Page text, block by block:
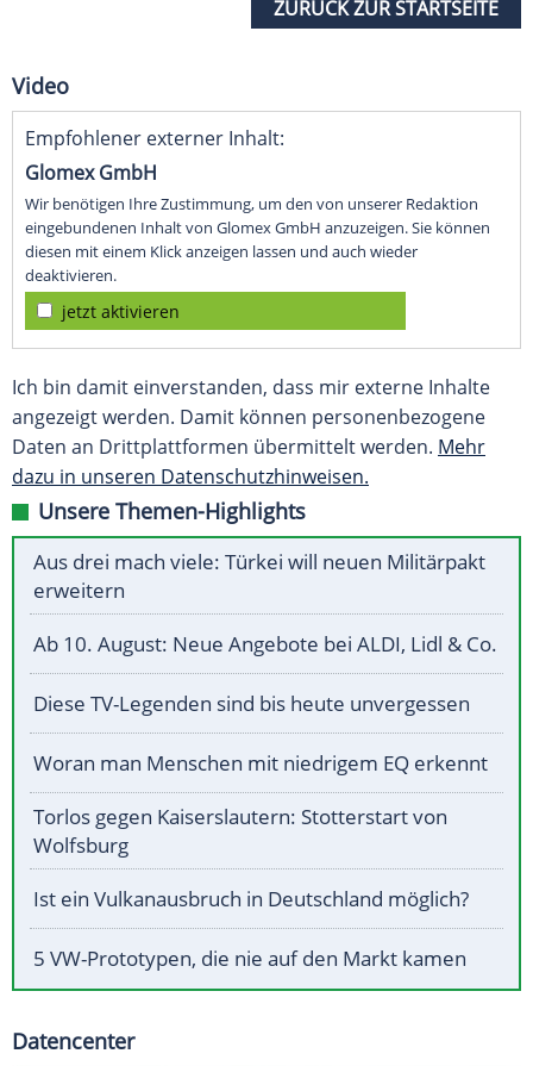
ZURÜCK ZUR STARTSEITE
Video
Empfohlener externer Inhalt:
Glomex GmbH
Wir benötigen Ihre Zustimmung, um den von unserer Redaktion
eingebundenen Inhalt von Glomex GmbH anzuzeigen. Sie können
diesen mit einem Klick anzeigen lassen und auch wieder
deaktivieren.
jetzt aktivieren
Ich bin damit einverstanden, dass mir externe Inhalte
angezeigt werden. Damit können personenbezogene
Daten an Drittplattformen übermittelt werden. Mehr
dazu in unseren Datenschutzhinweisen.
Unsere Themen-Highlights
Aus drei mach viele: Türkei will neuen Militärpakt
erweitern
Ab 10. August: Neue Angebote bei ALDI, Lidl & Co.
Diese TV-Legenden sind bis heute unvergessen
Woran man Menschen mit niedrigem EQ erkennt
Torlos gegen Kaiserslautern: Stotterstart von
Wolfsburg
Ist ein Vulkanausbruch in Deutschland möglich?
5 VW-Prototypen, die nie auf den Markt kamen
Datencenter